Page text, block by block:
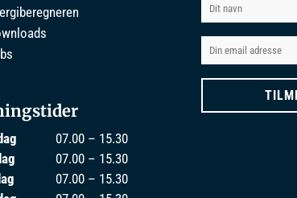
07.00 – 15.30
07.00 – 15.30
07.00 – 15.30